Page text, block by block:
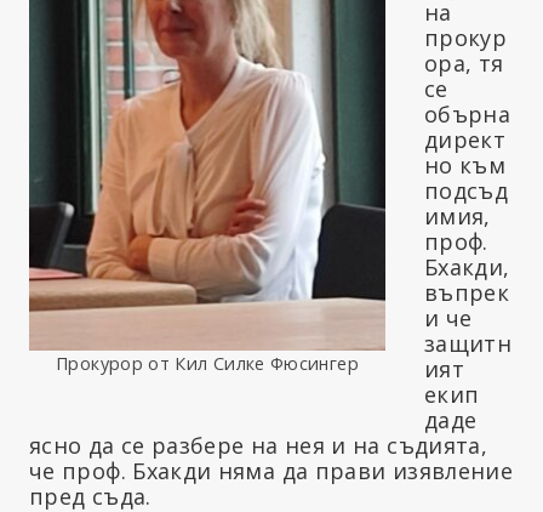
Прокурор от Кил Силке Фюсингер
на
прокур
ора, тя
се
обърна
директ
но към
подсъд
имия,
проф.
Бхакди,
въпрек
и че
защитн
ият
екип
даде
ясно да се разбере на нея и на съдията,
че проф. Бхакди няма да прави изявление
пред съда.